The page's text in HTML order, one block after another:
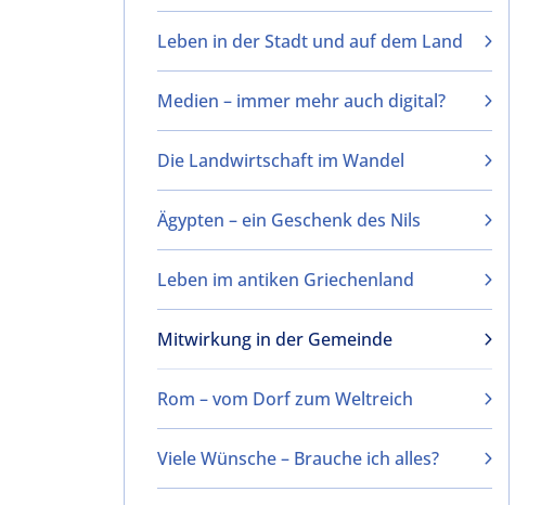
Leben in der Stadt und auf dem Land
Medien – immer mehr auch digital?
Die Landwirtschaft im Wandel
Ägypten – ein Geschenk des Nils
Leben im antiken Griechenland
Mitwirkung in der Gemeinde
Rom – vom Dorf zum Weltreich
Viele Wünsche – Brauche ich alles?